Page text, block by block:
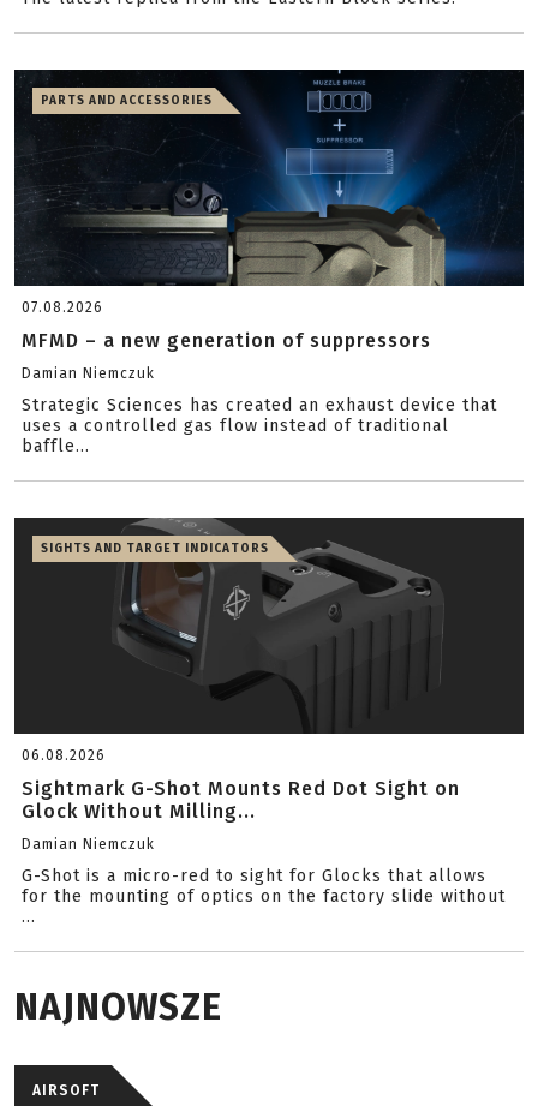
PARTS AND ACCESSORIES
07.08.2026
MFMD – a new generation of suppressors
Damian Niemczuk
Strategic Sciences has created an exhaust device that
uses a controlled gas flow instead of traditional
baffle...
SIGHTS AND TARGET INDICATORS
06.08.2026
Sightmark G-Shot Mounts Red Dot Sight on
Glock Without Milling...
Damian Niemczuk
G-Shot is a micro-red to sight for Glocks that allows
for the mounting of optics on the factory slide without
...
NAJNOWSZE
AIRSOFT